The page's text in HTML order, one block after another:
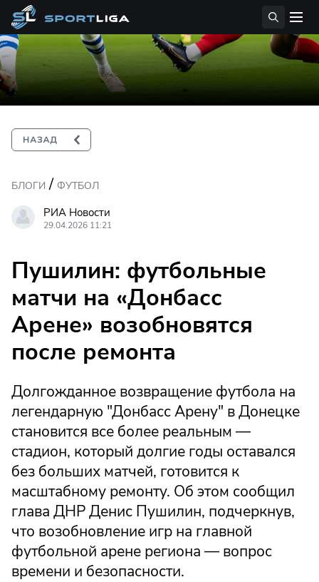
БЛОГИ / ФУТБОЛ
РИА Новости
29.04.2026 11:21
Пушилин: футбольные
матчи на «Донбасс
Арене» возобновятся
после ремонта
Долгожданное возвращение футбола на
легендарную "Донбасс Арену" в Донецке
становится все более реальным —
стадион, который долгие годы оставался
без больших матчей, готовится к
масштабному ремонту. Об этом сообщил
глава ДНР Денис Пушилин, подчеркнув,
что возобновление игр на главной
футбольной арене региона — вопрос
времени и безопасности.